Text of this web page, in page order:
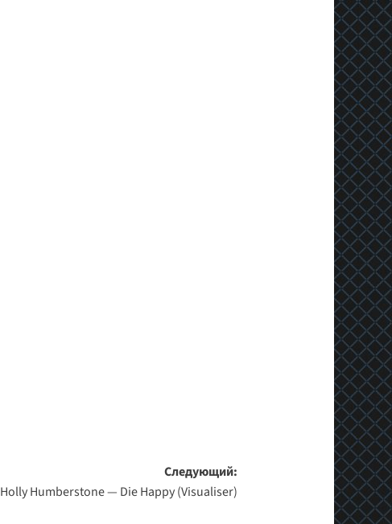
Следующий:
Holly Humberstone — Die Happy (Visualiser)